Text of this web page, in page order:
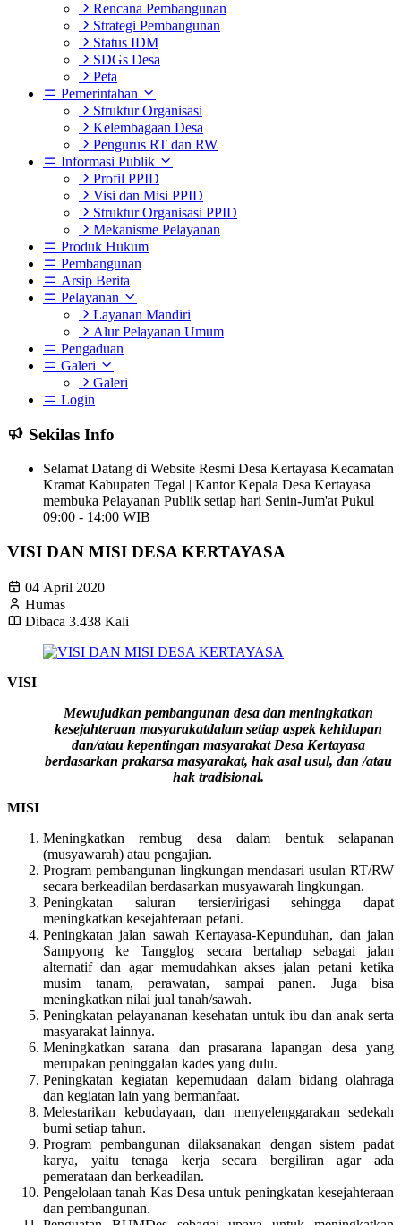
Rencana Pembangunan
Strategi Pembangunan
Status IDM
SDGs Desa
Peta
Pemerintahan
Struktur Organisasi
Kelembagaan Desa
Pengurus RT dan RW
Informasi Publik
Profil PPID
Visi dan Misi PPID
Struktur Organisasi PPID
Mekanisme Pelayanan
Produk Hukum
Pembangunan
Arsip Berita
Pelayanan
Layanan Mandiri
Alur Pelayanan Umum
Pengaduan
Galeri
Galeri
Login
Sekilas Info
Selamat Datang di Website Resmi Desa Kertayasa Kecamatan
Kramat Kabupaten Tegal | Kantor Kepala Desa Kertayasa
membuka Pelayanan Publik setiap hari Senin-Jum'at Pukul
09:00 - 14:00 WIB
VISI DAN MISI DESA KERTAYASA
04 April 2020
Humas
Dibaca 3.438 Kali
VISI
Mewujudkan pembangunan desa dan meningkatkan
kesejahteraan masyarakatdalam setiap aspek kehidupan
dan/atau kepentingan masyarakat Desa Kertayasa
berdasarkan prakarsa masyarakat, hak asal usul, dan /atau
hak tradisional.
MISI
Meningkatkan rembug desa dalam bentuk selapanan
(musyawarah) atau pengajian.
Program pembangunan lingkungan mendasari usulan RT/RW
secara berkeadilan berdasarkan musyawarah lingkungan.
Peningkatan saluran tersier/irigasi sehingga dapat
meningkatkan kesejahteraan petani.
Peningkatan jalan sawah Kertayasa-Kepunduhan, dan jalan
Sampyong ke Tangglog secara bertahap sebagai jalan
alternatif dan agar memudahkan akses jalan petani ketika
musim tanam, perawatan, sampai panen. Juga bisa
meningkatkan nilai jual tanah/sawah.
Peningkatan pelayananan kesehatan untuk ibu dan anak serta
masyarakat lainnya.
Meningkatkan sarana dan prasarana lapangan desa yang
merupakan peninggalan kades yang dulu.
Peningkatan kegiatan kepemudaan dalam bidang olahraga
dan kegiatan lain yang bermanfaat.
Melestarikan kebudayaan, dan menyelenggarakan sedekah
bumi setiap tahun.
Program pembangunan dilaksanakan dengan sistem padat
karya, yaitu tenaga kerja secara bergiliran agar ada
pemerataan dan berkeadilan.
Pengelolaan tanah Kas Desa untuk peningkatan kesejahteraan
dan pembangunan.